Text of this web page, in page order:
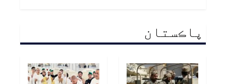
پاڪستان